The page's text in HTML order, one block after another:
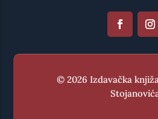
© 2026 Izdavačka